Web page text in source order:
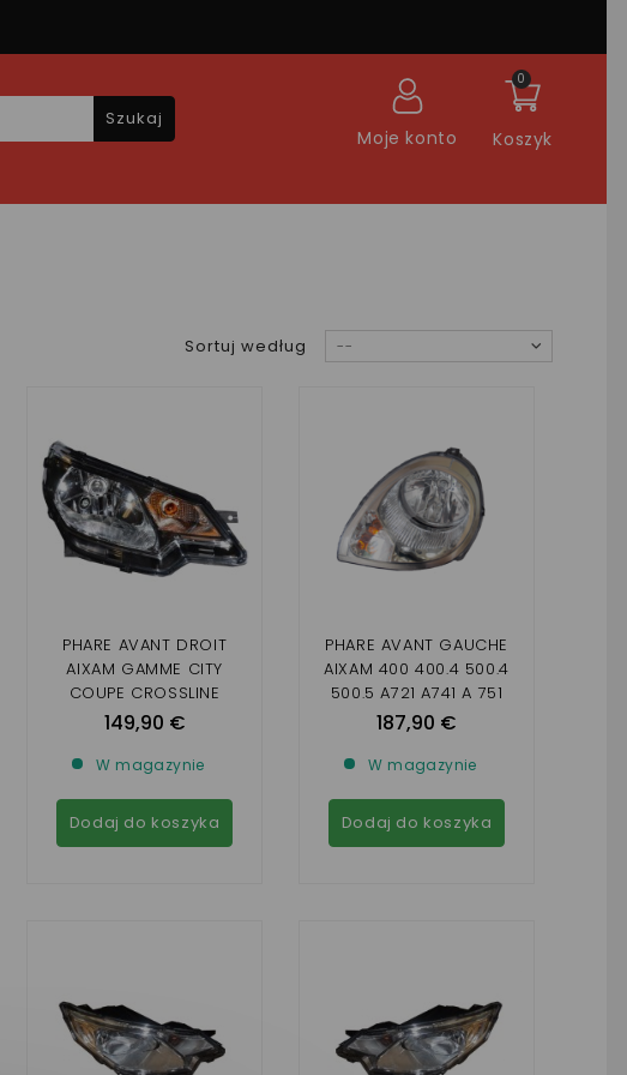
Koszyk
0
Moje konto
Szukaj
Sortuj według
--
PHARE AVANT DROIT
AIXAM GAMME CITY
COUPE CROSSLINE
CROSSOVER GTO
SENSATION FOND
149,90 €
W magazynie
Dodaj do koszyka
PHARE AVANT GAUCHE
AIXAM 400 400.4 500.4
500.5 A721 A741 A 751
SCOUTY CROSSLINE
187,90 €
W magazynie
Dodaj do koszyka